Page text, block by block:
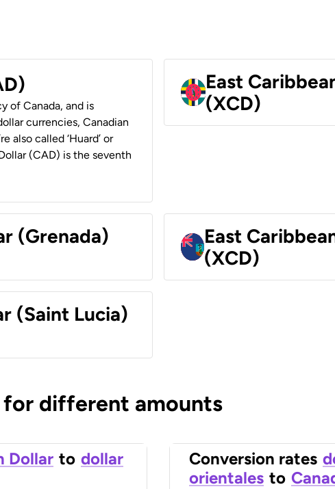
of Canada, and is
currencies, Canadian
also called ‘Huard’ or
(CAD) is the seventh
East
(XCD)
(Grenada)
East
(XCD)
(Saint Lucia)
different amounts
Dollar to dollar
Conversion rates
orientales to